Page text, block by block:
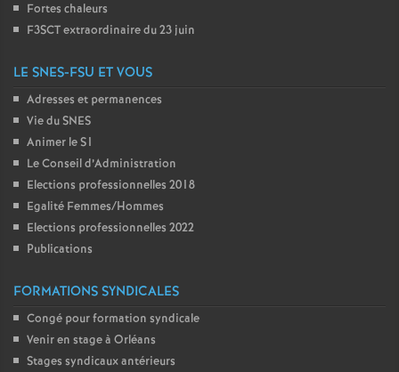
Fortes chaleurs
F3SCT extraordinaire du 23 juin
LE SNES-FSU ET VOUS
Adresses et permanences
Vie du SNES
Animer le S1
Le Conseil d’Administration
Elections professionnelles 2018
Egalité Femmes/Hommes
Elections professionnelles 2022
Publications
FORMATIONS SYNDICALES
Congé pour formation syndicale
Venir en stage à Orléans
Stages syndicaux antérieurs